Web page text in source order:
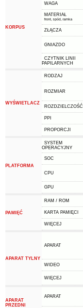
KORPUS
WAGA
MATERIAŁ
front, spód, ramka
ZŁĄCZA
GNIAZDO
CZYTNIK LINII
PAPILARNYCH
WYŚWIETLACZ
RODZAJ
ROZMIAR
ROZDZIELCZOŚĆ
PPI
PROPORCJI
PLATFORMA
SYSTEM
OPERACYJNY
SOC
CPU
GPU
PAMIĘĆ
RAM / ROM
KARTA PAMIĘCI
WIĘCEJ
APARAT TYLNY
APARAT
WIDEO
WIĘCEJ
APARAT
PRZEDNI
APARAT